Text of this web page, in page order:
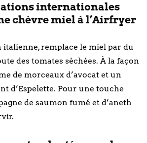
internationales
chèvre miel à l’Airfryer
italienne, remplace le miel par du
des tomates séchées. À la façon
de morceaux d’avocat et un
d’Espelette. Pour une touche
de saumon fumé et d’aneth